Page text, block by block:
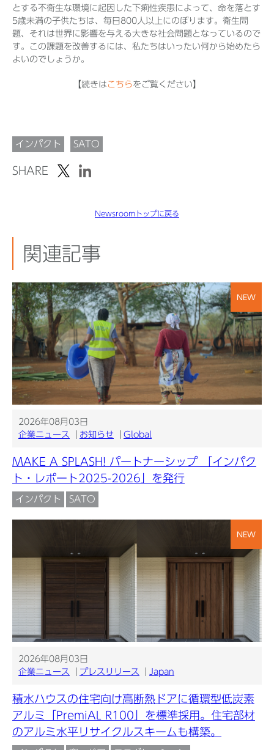
企業ニュースアーカイブ
製品ニュースアーカイブ
とする不衛生な環境に起因した下痢性疾患によって、命を落とす
5歳未満の子供たちは、毎日800人以上にのぼります。衛生問
題、それは世界に影響を与える大きな社会問題となっているので
す。この課題を改善するには、私たちはいったい何から始めたら
よいのでしょうか。
【続きは こちらをご覧ください】
インパクト SATO
SHARE
Newsroomトップに戻る
関連記事
NEW
2026年08月03日
企業ニュース
お知らせ Global
MAKE A SPLASH! パートナーシップ 「インパク
ト・レポート2025-2026」を発行
インパクト SATO
NEW
2026年08月03日
企業ニュース
プレスリリース Japan
積水ハウスの住宅向け高断熱ドアに循環型低炭素
アルミ「PremiAL R100」を標準採用。住宅部材
のアルミ水平リサイクルスキームも構築。